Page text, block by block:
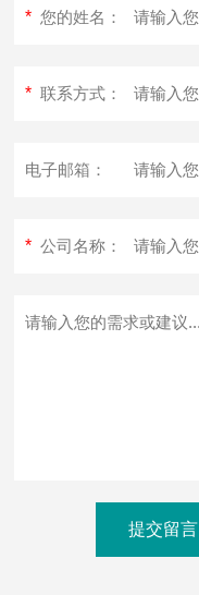
* 您的姓名：
* 联系方式：
电子邮箱：
* 公司名称：
提交留言